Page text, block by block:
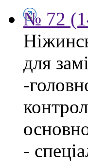
№ 72
для
-
-